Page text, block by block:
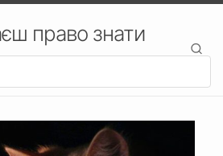
право знати